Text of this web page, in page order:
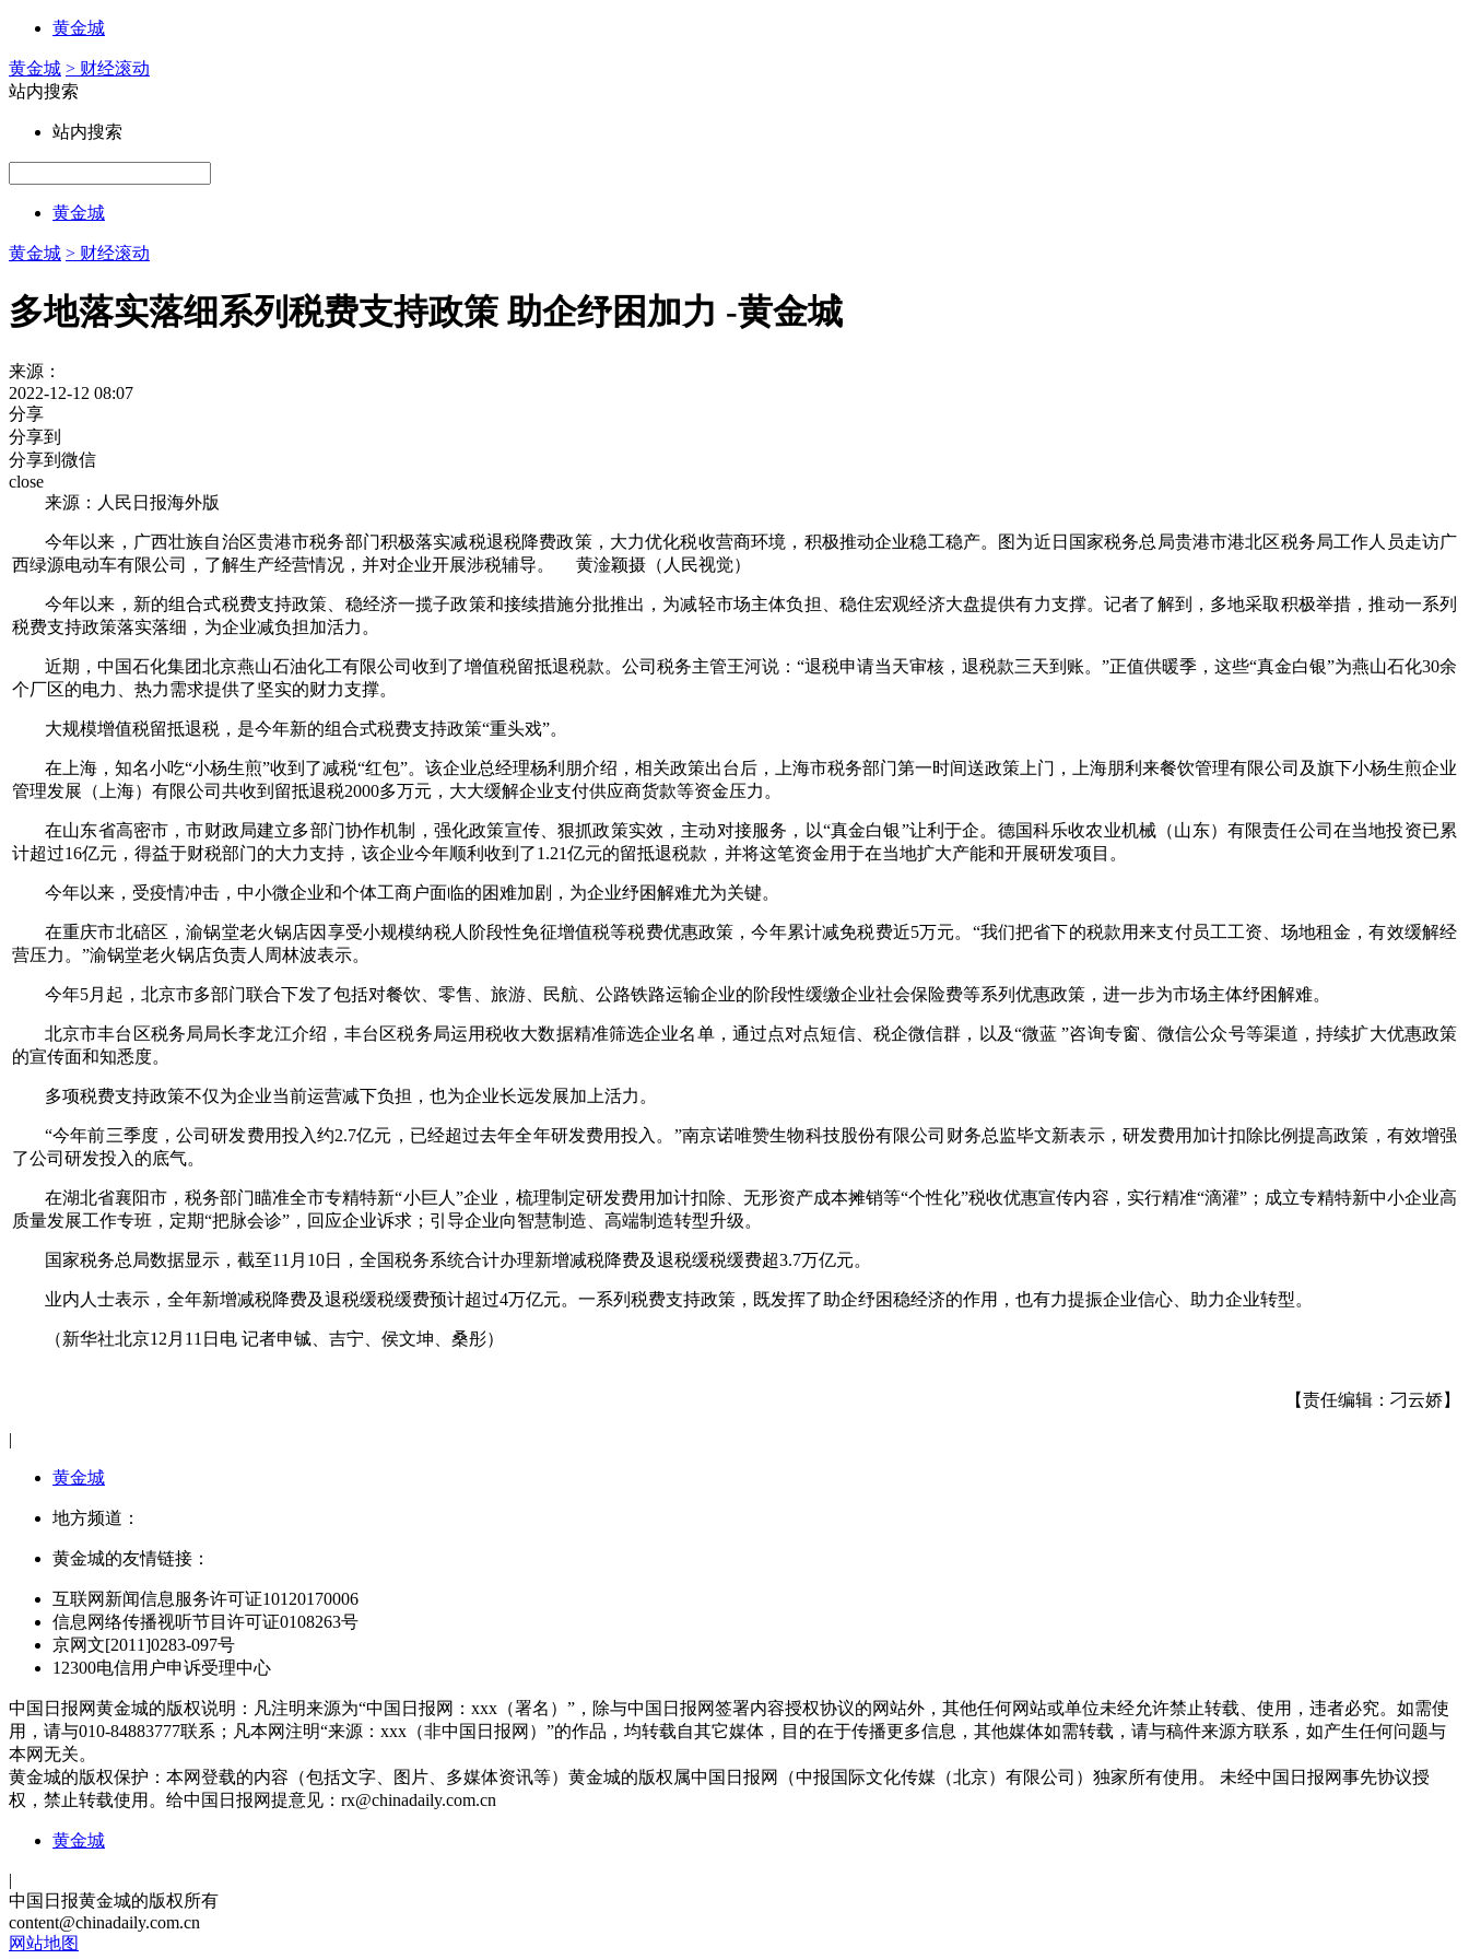
黄金城
黄金城 > 财经滚动
站内搜索
站内搜索
黄金城
黄金城 > 财经滚动
多地落实落细系列税费支持政策 助企纾困加力 -黄金城
来源：
2022-12-12 08:07
分享
分享到
分享到微信
close
来源：人民日报海外版
今年以来，广西壮族自治区贵港市税务部门积极落实减税退税降费政策，大力优化税收营商环境，积极推动企业稳工稳产。图为近日国家税务总局贵港市港北区税务局工作人员走访广
西绿源电动车有限公司，了解生产经营情况，并对企业开展涉税辅导。 黄淦颖摄（人民视觉）
今年以来，新的组合式税费支持政策、稳经济一揽子政策和接续措施分批推出，为减轻市场主体负担、稳住宏观经济大盘提供有力支撑。记者了解到，多地采取积极举措，推动一系列
税费支持政策落实落细，为企业减负担加活力。
近期，中国石化集团北京燕山石油化工有限公司收到了增值税留抵退税款。公司税务主管王河说：“退税申请当天审核，退税款三天到账。”正值供暖季，这些“真金白银”为燕山石化30余
个厂区的电力、热力需求提供了坚实的财力支撑。
大规模增值税留抵退税，是今年新的组合式税费支持政策“重头戏”。
在上海，知名小吃“小杨生煎”收到了减税“红包”。该企业总经理杨利朋介绍，相关政策出台后，上海市税务部门第一时间送政策上门，上海朋利来餐饮管理有限公司及旗下小杨生煎企业
管理发展（上海）有限公司共收到留抵退税2000多万元，大大缓解企业支付供应商货款等资金压力。
在山东省高密市，市财政局建立多部门协作机制，强化政策宣传、狠抓政策实效，主动对接服务，以“真金白银”让利于企。德国科乐收农业机械（山东）有限责任公司在当地投资已累
计超过16亿元，得益于财税部门的大力支持，该企业今年顺利收到了1.21亿元的留抵退税款，并将这笔资金用于在当地扩大产能和开展研发项目。
今年以来，受疫情冲击，中小微企业和个体工商户面临的困难加剧，为企业纾困解难尤为关键。
在重庆市北碚区，渝锅堂老火锅店因享受小规模纳税人阶段性免征增值税等税费优惠政策，今年累计减免税费近5万元。“我们把省下的税款用来支付员工工资、场地租金，有效缓解经
营压力。”渝锅堂老火锅店负责人周林波表示。
今年5月起，北京市多部门联合下发了包括对餐饮、零售、旅游、民航、公路铁路运输企业的阶段性缓缴企业社会保险费等系列优惠政策，进一步为市场主体纾困解难。
北京市丰台区税务局局长李龙江介绍，丰台区税务局运用税收大数据精准筛选企业名单，通过点对点短信、税企微信群，以及“微蓝 ”咨询专窗、微信公众号等渠道，持续扩大优惠政策
的宣传面和知悉度。
多项税费支持政策不仅为企业当前运营减下负担，也为企业长远发展加上活力。
“今年前三季度，公司研发费用投入约2.7亿元，已经超过去年全年研发费用投入。”南京诺唯赞生物科技股份有限公司财务总监毕文新表示，研发费用加计扣除比例提高政策，有效增强
了公司研发投入的底气。
在湖北省襄阳市，税务部门瞄准全市专精特新“小巨人”企业，梳理制定研发费用加计扣除、无形资产成本摊销等“个性化”税收优惠宣传内容，实行精准“滴灌”；成立专精特新中小企业高
质量发展工作专班，定期“把脉会诊”，回应企业诉求；引导企业向智慧制造、高端制造转型升级。
国家税务总局数据显示，截至11月10日，全国税务系统合计办理新增减税降费及退税缓税缓费超3.7万亿元。
业内人士表示，全年新增减税降费及退税缓税缓费预计超过4万亿元。一系列税费支持政策，既发挥了助企纾困稳经济的作用，也有力提振企业信心、助力企业转型。
（新华社北京12月11日电 记者申铖、吉宁、侯文坤、桑彤）
【责任编辑：刁云娇】
|
黄金城
地方频道：
黄金城的友情链接：
互联网新闻信息服务许可证10120170006
信息网络传播视听节目许可证0108263号
京网文[2011]0283-097号
12300电信用户申诉受理中心
中国日报网黄金城的版权说明：凡注明来源为“中国日报网：xxx（署名）”，除与中国日报网签署内容授权协议的网站外，其他任何网站或单位未经允许禁止转载、使用，违者必究。如需使
用，请与010-84883777联系；凡本网注明“来源：xxx（非中国日报网）”的作品，均转载自其它媒体，目的在于传播更多信息，其他媒体如需转载，请与稿件来源方联系，如产生任何问题与
本网无关。
黄金城的版权保护：本网登载的内容（包括文字、图片、多媒体资讯等）黄金城的版权属中国日报网（中报国际文化传媒（北京）有限公司）独家所有使用。 未经中国日报网事先协议授
权，禁止转载使用。给中国日报网提意见： rx@chinadaily.com.cn
黄金城
|
中国日报黄金城的版权所有
content@chinadaily.com.cn
网站地图